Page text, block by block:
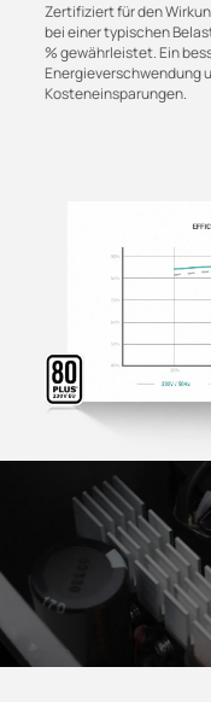
Zertifiziert für den
bei einer typischen
% gewährleistet. Ein
Energieverschwendung
Kosteneinsparungen.